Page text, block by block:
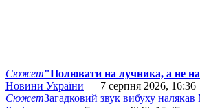
Сюжет"Полювати на лучника, а не на
Новини України — 7 серпня 2026, 16:36
СюжетЗагадковий звук вибуху